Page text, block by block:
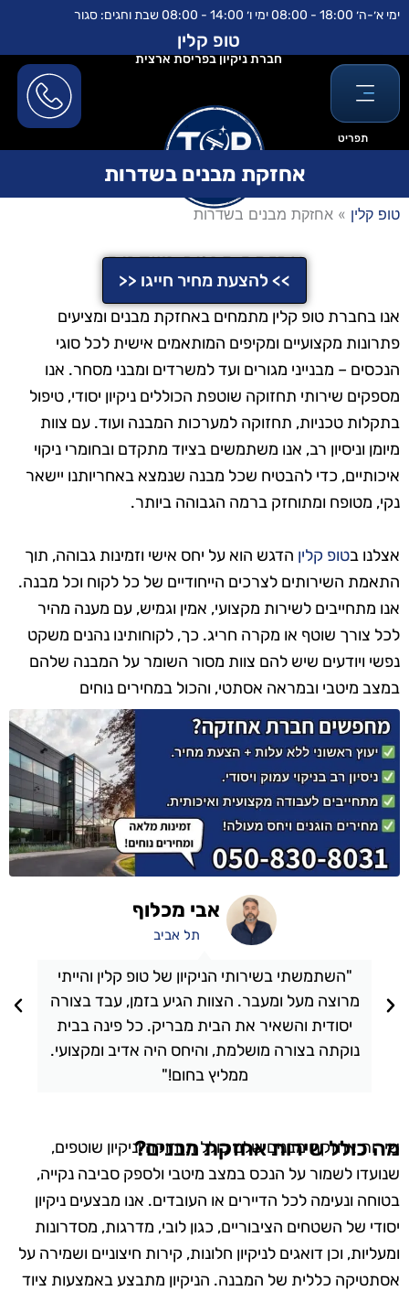
לתוכן
דילוג
ימי א׳-ה׳ 18:00 - 08:00 ימי ו׳ 14:00 - 08:00 שבת וחגים: סגור
תפריט
טופ קלין
חברת ניקיון בפריסת ארצית
אחזקת מבנים בשדרות
טופ קלין » אחזקת מבנים בשדרות
אחזקת מבנים בשדרות
>> להצעת מחיר חייגו <<
אנו בחברת טופ קלין מתמחים באחזקת מבנים ומציעים
פתרונות מקצועיים ומקיפים המותאמים אישית לכל סוגי
הנכסים – מבנייני מגורים ועד למשרדים ומבני מסחר. אנו
מספקים שירותי תחזוקה שוטפת הכוללים ניקיון יסודי, טיפול
בתקלות טכניות, תחזוקה למערכות המבנה ועוד. עם צוות
מיומן וניסיון רב, אנו משתמשים בציוד מתקדם ובחומרי ניקוי
איכותיים, כדי להבטיח שכל מבנה שנמצא באחריותנו יישאר
נקי, מטופח ומתוחזק ברמה הגבוהה ביותר.
אצלנו בטופ קלין הדגש הוא על יחס אישי וזמינות גבוהה, תוך
התאמת השירותים לצרכים הייחודיים של כל לקוח וכל מבנה.
אנו מתחייבים לשירות מקצועי, אמין וגמיש, עם מענה מהיר
לכל צורך שוטף או מקרה חריג. כך, לקוחותינו נהנים משקט
נפשי ויודעים שיש להם צוות מסור השומר על המבנה שלהם
במצב מיטבי ובמראה אסתטי, והכול במחירים נוחים
ותחרותיים.
"השתמשתי בשירותי הניקיון של טופ קלין והייתי
מרוצה מעל ומעבר. הצוות הגיע בזמן, עבד בצורה
יסודית והשאיר את הבית מבריק. כל פינה בבית
נוקתה בצורה מושלמת, והיחס היה אדיב ומקצועי.
ממליץ בחום!"
אבי מכלוף
תל אביב
מה כולל שירות אחזקת מבנים?
שירות אחזקת מבנים שלנו כולל תחזוקה וניקיון שוטפים,
שנועדו לשמור על הנכס במצב מיטבי ולספק סביבה נקייה,
בטוחה ונעימה לכל הדיירים או העובדים. אנו מבצעים ניקיון
יסודי של השטחים הציבוריים, כגון לובי, מדרגות, מסדרונות
ומעליות, וכן דואגים לניקיון חלונות, קירות חיצוניים ושמירה על
אסתטיקה כללית של המבנה. הניקיון מתבצע באמצעות ציוד